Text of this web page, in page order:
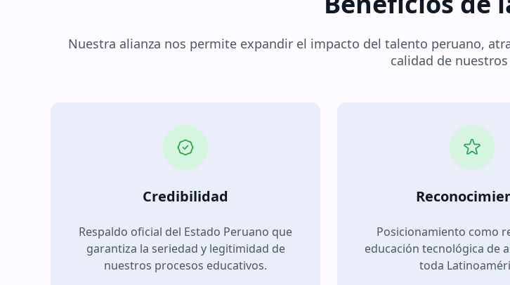
Nuestra alianza nos permite expandir el impacto del talento peruano,
calidad de
Credibilidad
Respaldo oficial del Estado Peruano que
garantiza la seriedad y legitimidad de
nuestros procesos educativos.
Posicionamiento como
educación tecnológica de
toda